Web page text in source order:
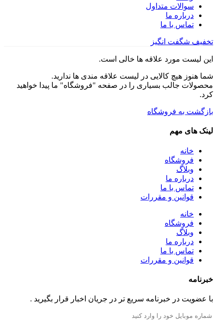
سوالات متداول
درباره ما
تماس با ما
تخفیف شگفت انگیز
این لیست مورد علاقه ها خالی است.
شما هنوز هیچ کالایی در لیست علاقه مندی ها ندارید.
محصولات جالب بسیاری را در صفحه "فروشگاه" ما پیدا خواهید
کرد.
بازگشت به فروشگاه
لینک های مهم
خانه
فروشگاه
وبلاگ
درباره ما
تماس با ما
قوانین و مقررات
خانه
فروشگاه
وبلاگ
درباره ما
تماس با ما
قوانین و مقررات
خبرنامه
با عضویت در خبرنامه سریع تر در جریان اخبار قرار بگیرید .